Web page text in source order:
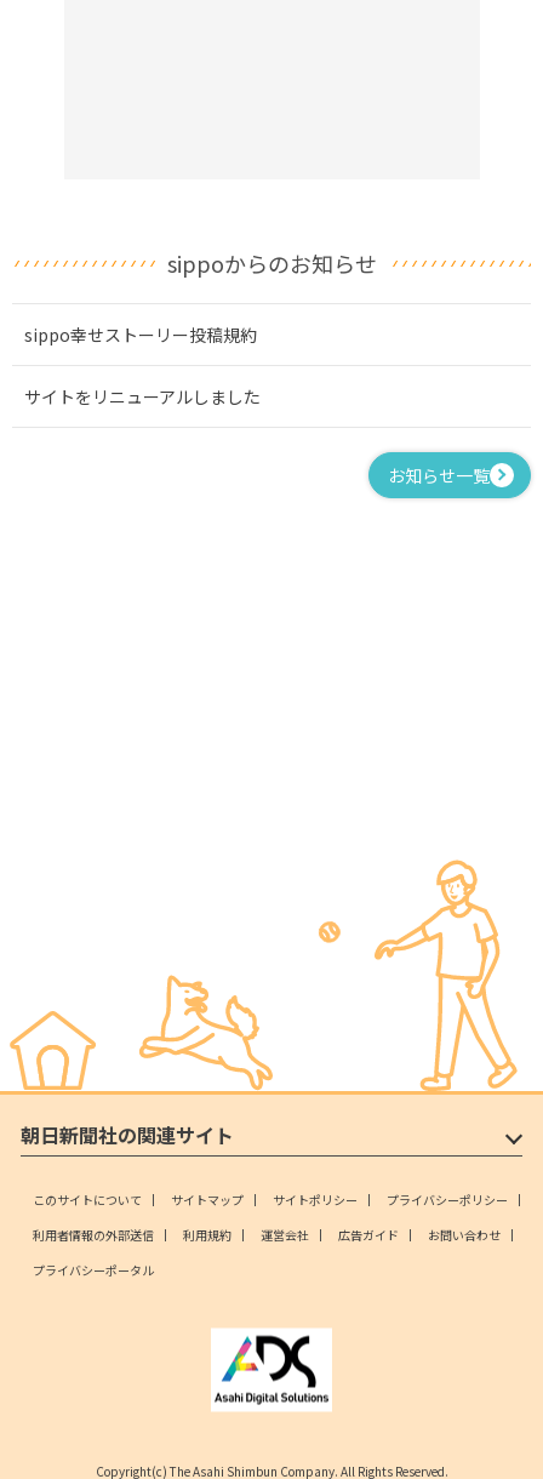
sippoからのお知らせ
sippo幸せストーリー投稿規約
サイトをリニューアルしました
お知らせ一覧
朝日新聞社の関連サイト
このサイトについて サイトマップ サイトポリシー
プライバシーポリシー
利用者情報の外部送信
利用規約 運営会社 広告ガイド
お問い合わせ
プライバシーポータル
Copyright(c) The Asahi Shimbun Company. All Rights Reserved.